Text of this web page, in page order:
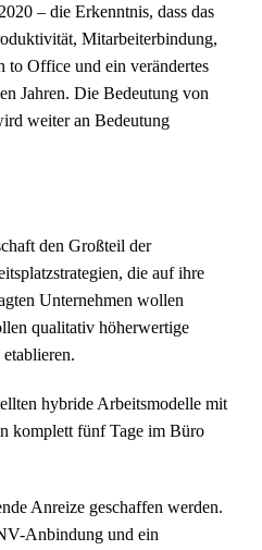
– die Erkenntnis, dass das
Mitarbeiterbindung,
to Office und ein verändertes
Jahren. Die Bedeutung von
weiter an Bedeutung
den Großteil der
die auf ihre
Unternehmen wollen
qualitativ höherwertige
hybride Arbeitsmodelle mit
komplett fünf Tage im Büro
Anreize geschaffen werden.
Anbindung und ein